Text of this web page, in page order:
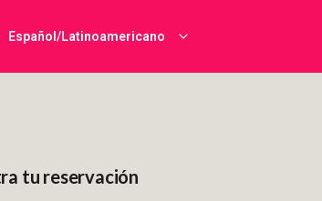
Español/Latinoamericano
tu reservación